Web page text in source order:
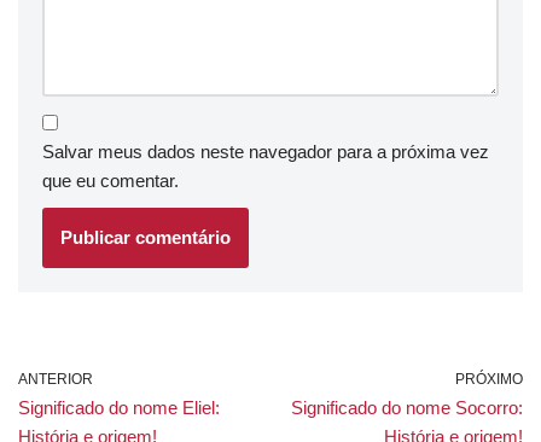
Salvar meus dados neste navegador para a próxima vez
que eu comentar.
ANTERIOR
Significado do nome Eliel:
História e origem!
PRÓXIMO
Significado do nome Socorro:
História e origem!